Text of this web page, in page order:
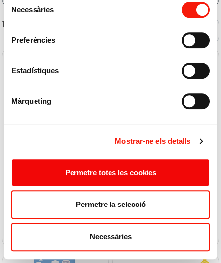
consentiment
Necessàries
Preferències
Estadístiques
Màrqueting
Mostrar-ne els detalls
Permetre totes les cookies
Permetre la selecció
Necessàries
10 de 10 productos
Ofertas
SUAVIPIEL
1,99 €
SUAVIPIEL
Esponja Bebe Soft Duplo
1,00 € / U
1,99 €